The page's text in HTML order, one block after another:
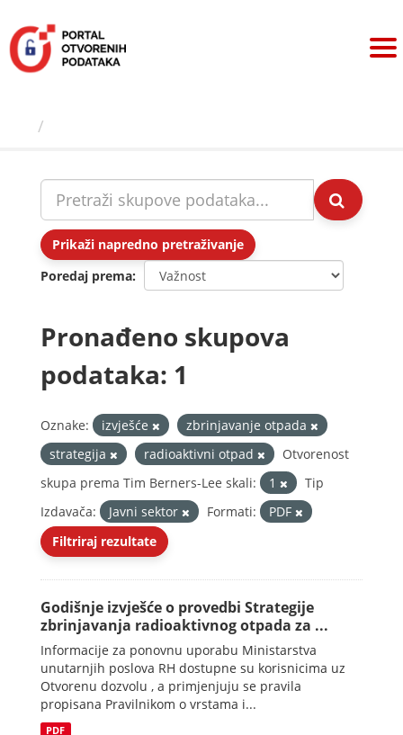
sadržaj
Prikaži napredno pretraživanje
Poredaj prema
Pronađeno skupova
podataka: 1
Oznake: izvješće
zbrinjavanje otpada
strategija
radioaktivni otpad
Otvorenost
skupa prema Tim Berners-Lee skali:
1
Tip
Izdavača:
Javni sektor Formati:
PDF
Filtriraj rezultate
Godišnje izvješće o provedbi Strategije
zbrinjavanja radioaktivnog otpada za ...
Informacije za ponovnu uporabu Ministarstva
unutarnjih poslova RH dostupne su korisnicima uz
Otvorenu dozvolu , a primjenjuju se pravila
propisana Pravilnikom o vrstama i...
PDF